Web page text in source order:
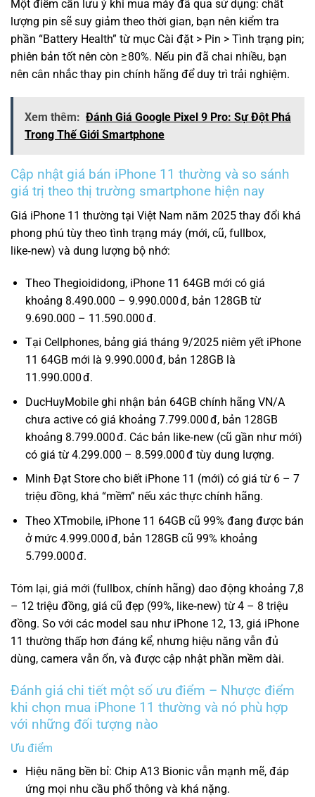
Một điểm cần lưu ý khi mua máy đã qua sử dụng: chất
lượng pin sẽ suy giảm theo thời gian, bạn nên kiểm tra
phần “Battery Health” từ mục Cài đặt > Pin > Tình trạng pin;
phiên bản tốt nên còn ≥ 80%. Nếu pin đã chai nhiều, bạn
nên cân nhắc thay pin chính hãng để duy trì trải nghiệm.
Xem thêm: Đánh Giá Google Pixel 9 Pro: Sự Đột Phá
Trong Thế Giới Smartphone
Cập nhật giá bán iPhone 11 thường và so sánh
giá trị theo thị trường smartphone hiện nay
Giá iPhone 11 thường tại Việt Nam năm 2025 thay đổi khá
phong phú tùy theo tình trạng máy (mới, cũ, fullbox,
like‑new) và dung lượng bộ nhớ:
Theo Thegioididong, iPhone 11 64GB mới có giá
khoảng 8.490.000 – 9.990.000 đ, bản 128GB từ
9.690.000 – 11.590.000 đ.
Tại Cellphones, bảng giá tháng 9/2025 niêm yết iPhone
11 64GB mới là 9.990.000 đ, bản 128GB là
11.990.000 đ.
DucHuyMobile ghi nhận bản 64GB chính hãng VN/A
chưa active có giá khoảng 7.799.000 đ, bản 128GB
khoảng 8.799.000 đ. Các bản like‑new (cũ gần như mới)
có giá từ 4.299.000 – 8.599.000 đ tùy dung lượng.
Minh Đạt Store cho biết iPhone 11 (mới) có giá từ 6 – 7
triệu đồng, khá “mềm” nếu xác thực chính hãng.
Theo XTmobile, iPhone 11 64GB cũ 99% đang được bán
ở mức 4.999.000 đ, bản 128GB cũ 99% khoảng
5.799.000 đ.
Tóm lại, giá mới (fullbox, chính hãng) dao động khoảng 7,8
– 12 triệu đồng, giá cũ đẹp (99%, like‑new) từ 4 – 8 triệu
đồng. So với các model sau như iPhone 12, 13, giá iPhone
11 thường thấp hơn đáng kể, nhưng hiệu năng vẫn đủ
dùng, camera vẫn ổn, và được cập nhật phần mềm dài.
Đánh giá chi tiết một số ưu điểm – Nhược điểm
khi chọn mua iPhone 11 thường và nó phù hợp
với những đối tượng nào
Ưu điểm
Hiệu năng bền bỉ: Chip A13 Bionic vẫn mạnh mẽ, đáp
ứng mọi nhu cầu phổ thông và khá nặng.